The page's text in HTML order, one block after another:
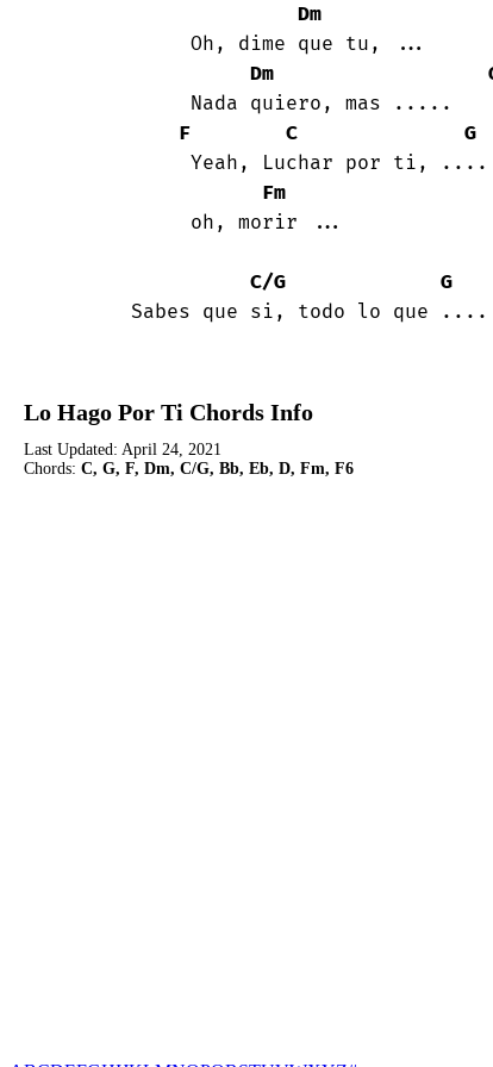
Dm
Dm
F
C G
Fm
C/G G
       Sabes que si, todo lo que ....
Lo Hago Por Ti Chords Info
Last Updated: April 24, 2021
Chords: C, G, F, Dm, C/G, Bb, Eb, D, Fm, F6